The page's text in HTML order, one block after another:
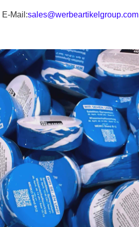
E-Mail:sales@werbeartikelgroup.com